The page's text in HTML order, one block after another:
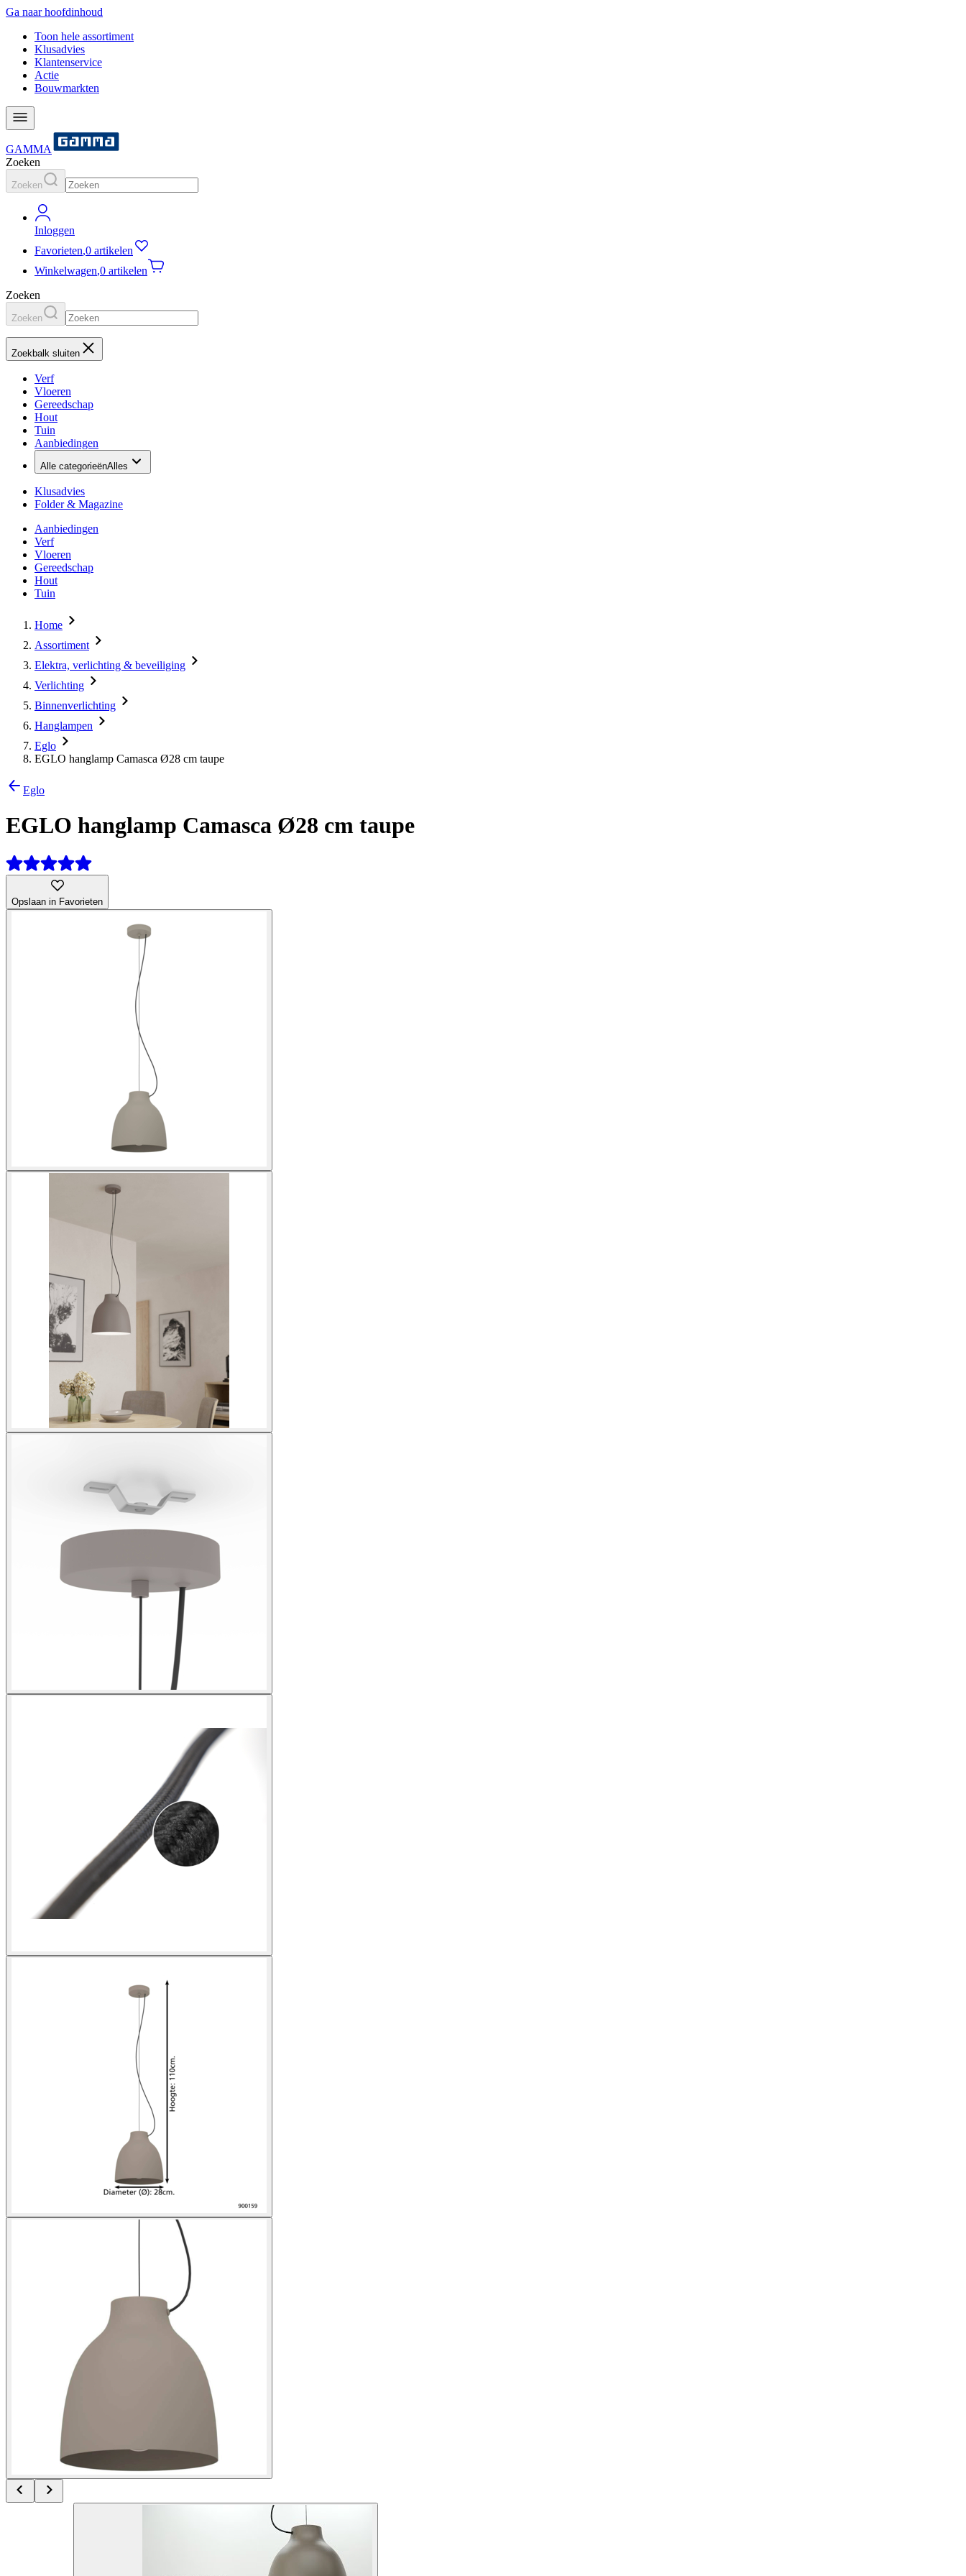
Ga naar hoofdinhoud
Toon hele assortiment
Klusadvies
Klantenservice
Actie
Bouwmarkten
GAMMA
Zoeken
Zoeken
Inloggen
Favorieten,0 artikelen
Winkelwagen,0 artikelen
Zoeken
Zoeken
Zoekbalk sluiten
Verf
Vloeren
Gereedschap
Hout
Tuin
Aanbiedingen
Alle categorieënAlles
Klusadvies
Folder & Magazine
Aanbiedingen
Verf
Vloeren
Gereedschap
Hout
Tuin
Home
Assortiment
Elektra, verlichting & beveiliging
Verlichting
Binnenverlichting
Hanglampen
Eglo
EGLO hanglamp Camasca Ø28 cm taupe
Eglo
EGLO hanglamp Camasca Ø28 cm taupe
Opslaan in Favorieten